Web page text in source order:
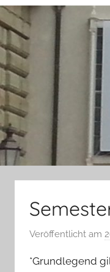
Veröffentlicht am
*Grundlegend